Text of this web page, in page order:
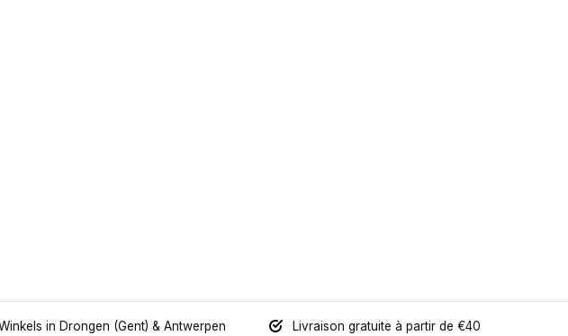
in Drongen (Gent) & Antwerpen Livraison gratuite à partir de €40